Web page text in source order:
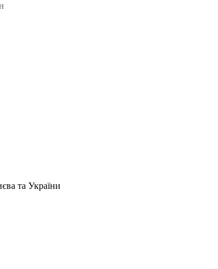
та України